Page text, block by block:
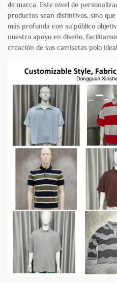
de marca. Este nivel de
productos sean distintivos, sino
más profunda con su público
nuestro apoyo en diseño,
creación de sus camisetas polo